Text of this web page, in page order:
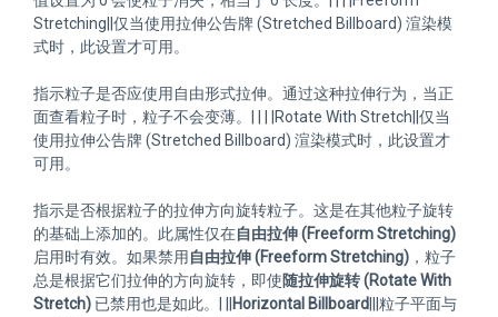
Stretching||仅当使用拉伸公告牌 (Stretched Billboard) 渲染模
式时，此设置才可用。
指示粒子是否应使用自由形式拉伸。通过这种拉伸行为，当正
面查看粒子时，粒子不会变薄。| | | |Rotate With Stretch||仅当
使用拉伸公告牌 (Stretched Billboard) 渲染模式时，此设置才
可用。
指示是否根据粒子的拉伸方向旋转粒子。这是在其他粒子旋转
的基础上添加的。此属性仅在自由拉伸 (Freeform Stretching)
启用时有效。如果禁用 自由拉伸 (Freeform Stretching) ，粒子
总是根据它们拉伸的方向旋转，即使随拉伸旋转 (Rotate With
Stretch) 已禁用也是如此。| || Horizontal Billboard |||粒子平面与